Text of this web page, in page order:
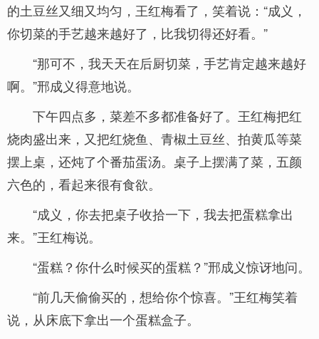
的土豆丝又细又均匀，王红梅看了，笑着说：“成义，
你切菜的手艺越来越好了，比我切得还好看。”
“那可不，我天天在后厨切菜，手艺肯定越来越好
啊。”邢成义得意地说。
下午四点多，菜差不多都准备好了。王红梅把红
烧肉盛出来，又把红烧鱼、青椒土豆丝、拍黄瓜等菜
摆上桌，还炖了个番茄蛋汤。桌子上摆满了菜，五颜
六色的，看起来很有食欲。
“成义，你去把桌子收拾一下，我去把蛋糕拿出
来。”王红梅说。
“蛋糕？你什么时候买的蛋糕？”邢成义惊讶地问。
“前几天偷偷买的，想给你个惊喜。”王红梅笑着
说，从床底下拿出一个蛋糕盒子。